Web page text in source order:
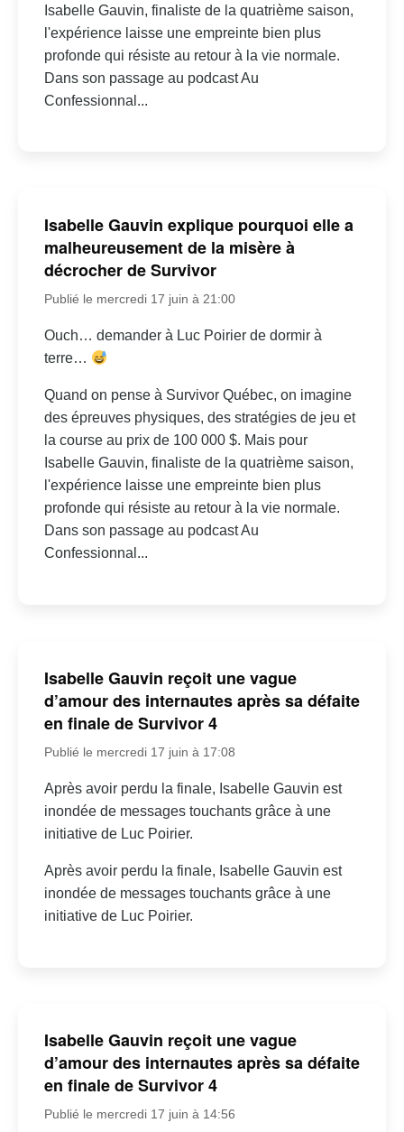
Isabelle Gauvin, finaliste de la quatrième saison,
l'expérience laisse une empreinte bien plus
profonde qui résiste au retour à la vie normale.
Dans son passage au podcast Au
Confessionnal...
Isabelle Gauvin explique pourquoi elle a
malheureusement de la misère à
décrocher de Survivor
Publié le mercredi 17 juin à 21:00
Ouch… demander à Luc Poirier de dormir à
terre…
Quand on pense à Survivor Québec, on imagine
des épreuves physiques, des stratégies de jeu et
la course au prix de 100 000 $. Mais pour
Isabelle Gauvin, finaliste de la quatrième saison,
l'expérience laisse une empreinte bien plus
profonde qui résiste au retour à la vie normale.
Dans son passage au podcast Au
Confessionnal...
Isabelle Gauvin reçoit une vague
d’amour des internautes après sa défaite
en finale de Survivor 4
Publié le mercredi 17 juin à 17:08
Après avoir perdu la finale, Isabelle Gauvin est
inondée de messages touchants grâce à une
initiative de Luc Poirier.
Après avoir perdu la finale, Isabelle Gauvin est
inondée de messages touchants grâce à une
initiative de Luc Poirier.
Isabelle Gauvin reçoit une vague
d’amour des internautes après sa défaite
en finale de Survivor 4
Publié le mercredi 17 juin à 14:56